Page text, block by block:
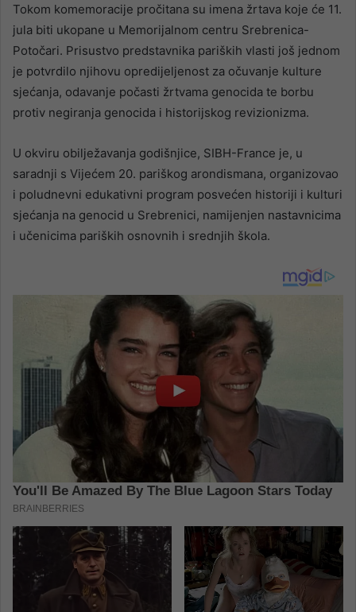
Tokom komemoracije pročitana su imena žrtava koje će 11.
jula biti ukopane u Memorijalnom centru Srebrenica-
Potočari. Prisustvo predstavnika pariških vlasti još jednom
je potvrdilo njihovu opredijeljenost za očuvanje kulture
sjećanja, odavanje počasti žrtvama genocida te borbu
protiv negiranja genocida i historijskog revizionizma.
U okviru obilježavanja godišnjice, SIBH-France je, u
saradnji s Vijećem 20. pariškog arondismana, organizovao
i poludnevni edukativni program posvećen historiji i kulturi
sjećanja na genocid u Srebrenici, namijenjen nastavnicima
i učenicima pariških osnovnih i srednjih škola.